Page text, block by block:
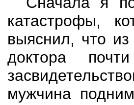
катастрофы,
выяснил, что
доктора
мужчина